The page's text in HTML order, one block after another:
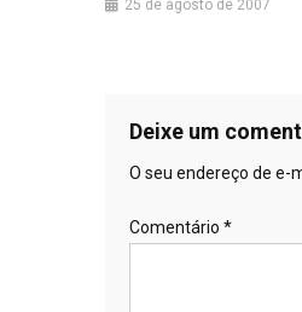
25 de agosto de 2007
Deixe um
O seu endereço de e-
Comentário *